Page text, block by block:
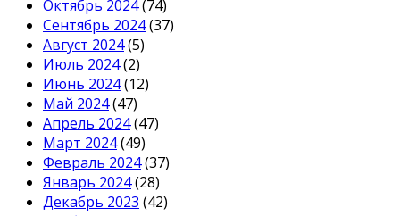
Октябрь 2024(74)
Сентябрь 2024(37)
Август 2024(5)
Июль 2024(2)
Июнь 2024(12)
Май 2024(47)
Апрель 2024(47)
Март 2024(49)
Февраль 2024(37)
Январь 2024(28)
Декабрь 2023 (42)